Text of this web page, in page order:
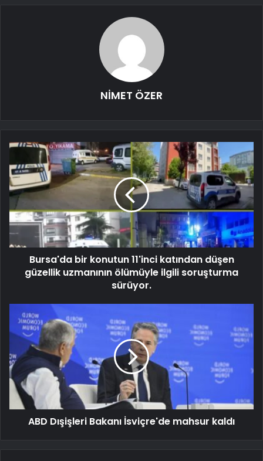
NİMET ÖZER
Bursa'da bir konutun 11'inci katından düşen
güzellik uzmanının ölümüyle ilgili soruşturma
sürüyor.
ABD Dışişleri Bakanı İsviçre'de mahsur kaldı